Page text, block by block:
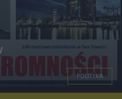
POLITYKA